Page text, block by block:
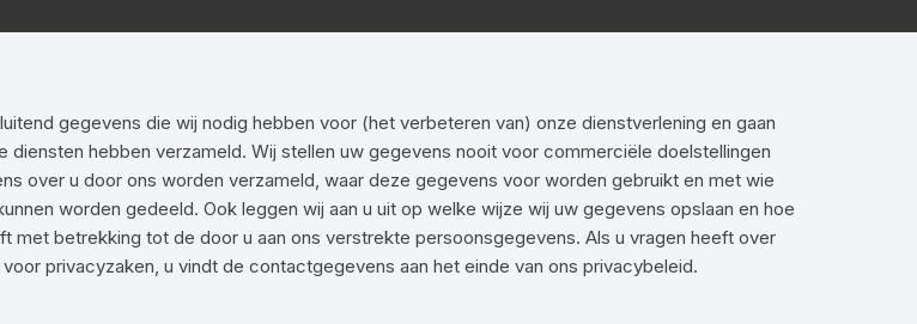
gegevens die wij nodig hebben voor (het verbeteren van) onze dienstverlening en gaan
hebben verzameld. Wij stellen uw gegevens nooit voor commerciële doelstellingen
over u door ons worden verzameld, waar deze gegevens voor worden gebruikt en met wie
worden gedeeld. Ook leggen wij aan u uit op welke wijze wij uw gegevens opslaan en hoe
betrekking tot de door u aan ons verstrekte persoonsgegevens. Als u vragen heeft over
privacyzaken, u vindt de contactgegevens aan het einde van ons privacybeleid.